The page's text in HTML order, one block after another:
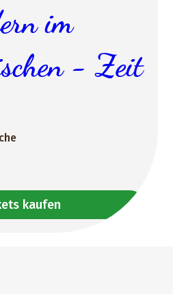
im
- Zeit
kaufen